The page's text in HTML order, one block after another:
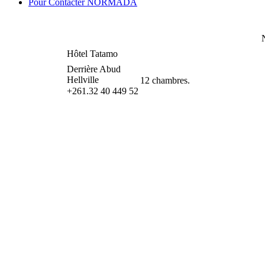
Pour Contacter NORMADA
Hôtel Tatamo
Derrière Abud
Hellville
+261.32 40 449 52
12 chambres.